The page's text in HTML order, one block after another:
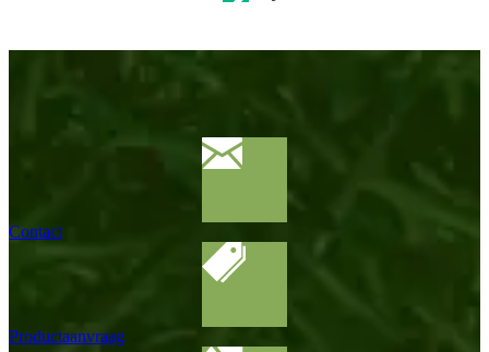
Contact
Productaanvraag